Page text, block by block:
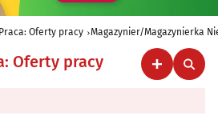
Praca: Oferty pracy Magazynier/Magazynierka
Oferty pracy